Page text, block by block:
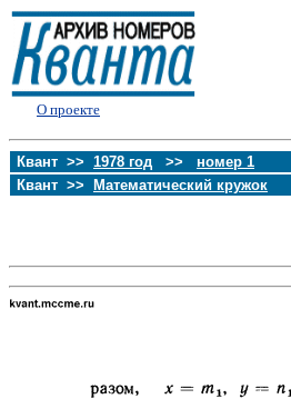
О проекте
Квант >> 1978 год >> номер 1
Квант >>
Математический кружок